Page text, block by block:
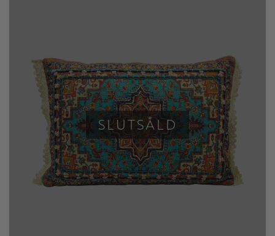
SLUTSÅLD